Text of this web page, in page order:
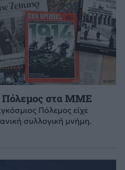
Πόλεμος στα ΜΜΕ
Πόλεμος είχε
συλλογική μνήμη.